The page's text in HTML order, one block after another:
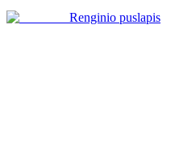
Renginio puslapis